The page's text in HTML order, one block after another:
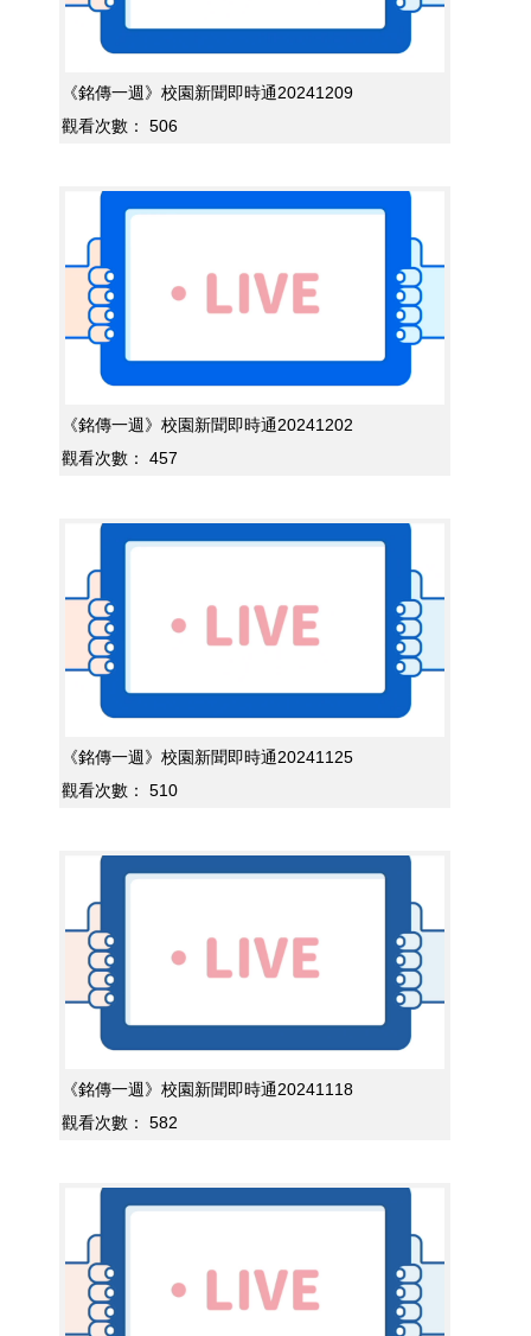
《銘傳一週》校園新聞即時通20241209
觀看次數：
506
《銘傳一週》校園新聞即時通20241202
觀看次數：
457
《銘傳一週》校園新聞即時通20241125
觀看次數：
510
《銘傳一週》校園新聞即時通20241118
觀看次數：
582